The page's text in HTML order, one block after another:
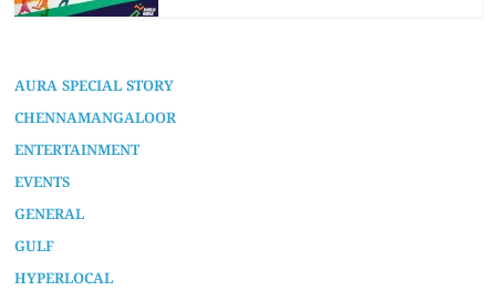
AURA SPECIAL STORY
CHENNAMANGALOOR
ENTERTAINMENT
EVENTS
GENERAL
GULF
HYPERLOCAL